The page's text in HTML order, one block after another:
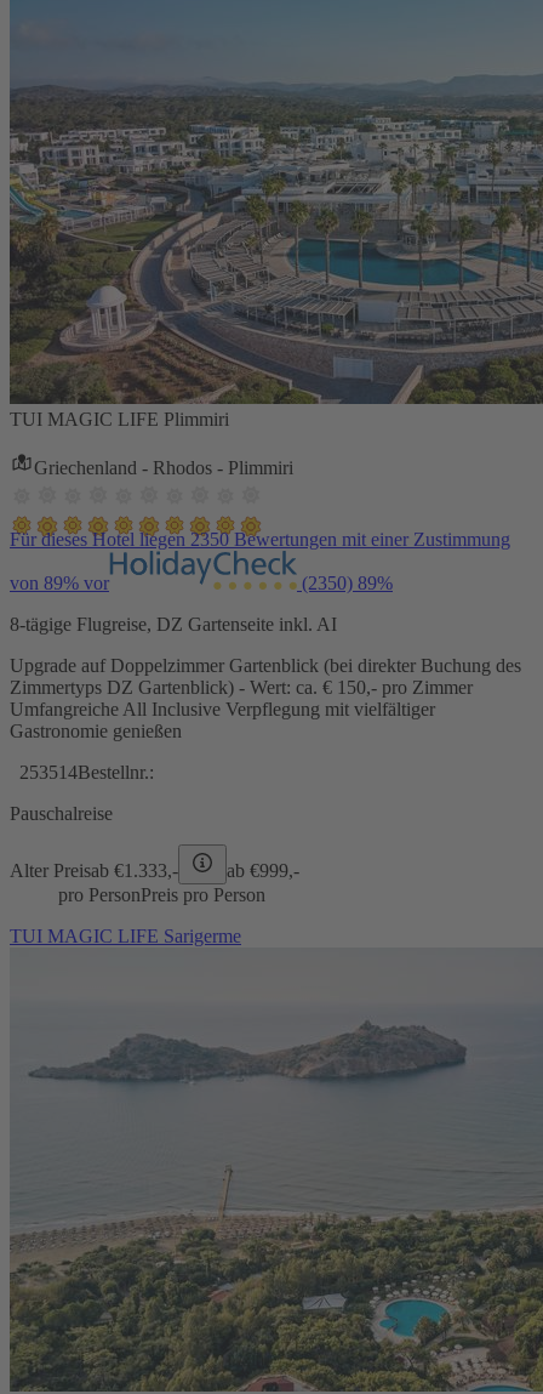
TUI MAGIC LIFE Plimmiri
Griechenland - Rhodos - Plimmiri
Für dieses Hotel liegen 2350 Bewertungen mit einer Zustimmung
von 89% vor (2350) 89%
8-tägige Flugreise, DZ Gartenseite inkl. AI
Upgrade auf Doppelzimmer Gartenblick (bei direkter Buchung des
Zimmertyps DZ Gartenblick) - Wert: ca. € 150,- pro Zimmer
Umfangreiche All Inclusive Verpflegung mit vielfältiger
Gastronomie genießen
253514Bestellnr.:
Pauschalreise
Alter Preisab €1.333,- ab €999,-
pro PersonPreis pro Person
TUI MAGIC LIFE Sarigerme